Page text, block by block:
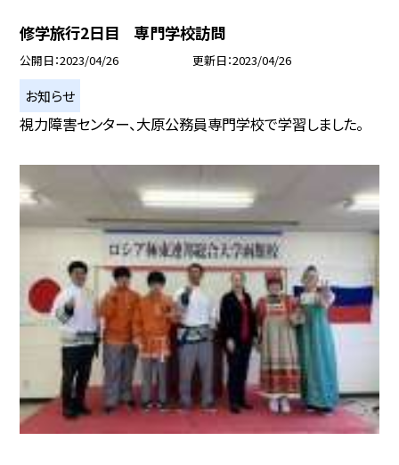
修学旅行2日目 専門学校訪問
公開日 2023/04/26 更新日 2023/04/26
お知らせ
視力障害センター、大原公務員専門学校で学習しました。